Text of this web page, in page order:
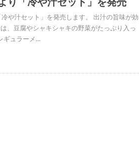
や汁セット」を発売します。 出汁の旨味が効
、豆腐やシャキシャキの野菜がたっぷり入っ
ギュラーメ…